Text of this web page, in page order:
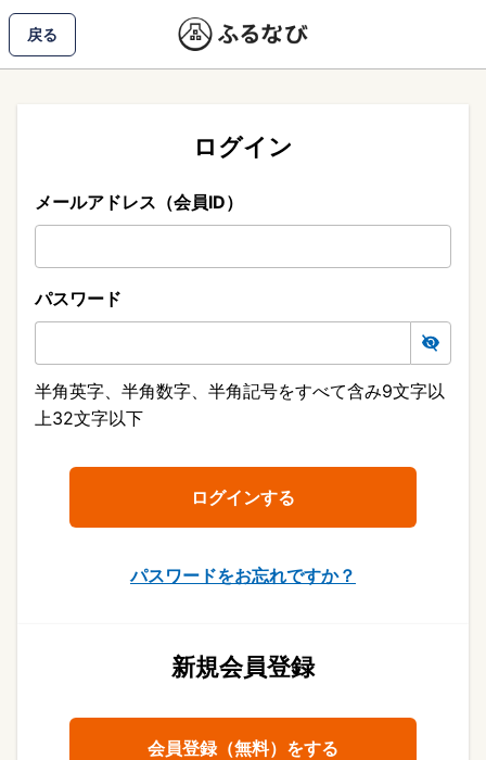
戻る
ログイン
メールアドレス（会員ID）
パスワード
半角英字、半角数字、半角記号をすべて含み9文字以
上32文字以下
パスワードをお忘れですか？
新規会員登録
会員登録（無料）をする